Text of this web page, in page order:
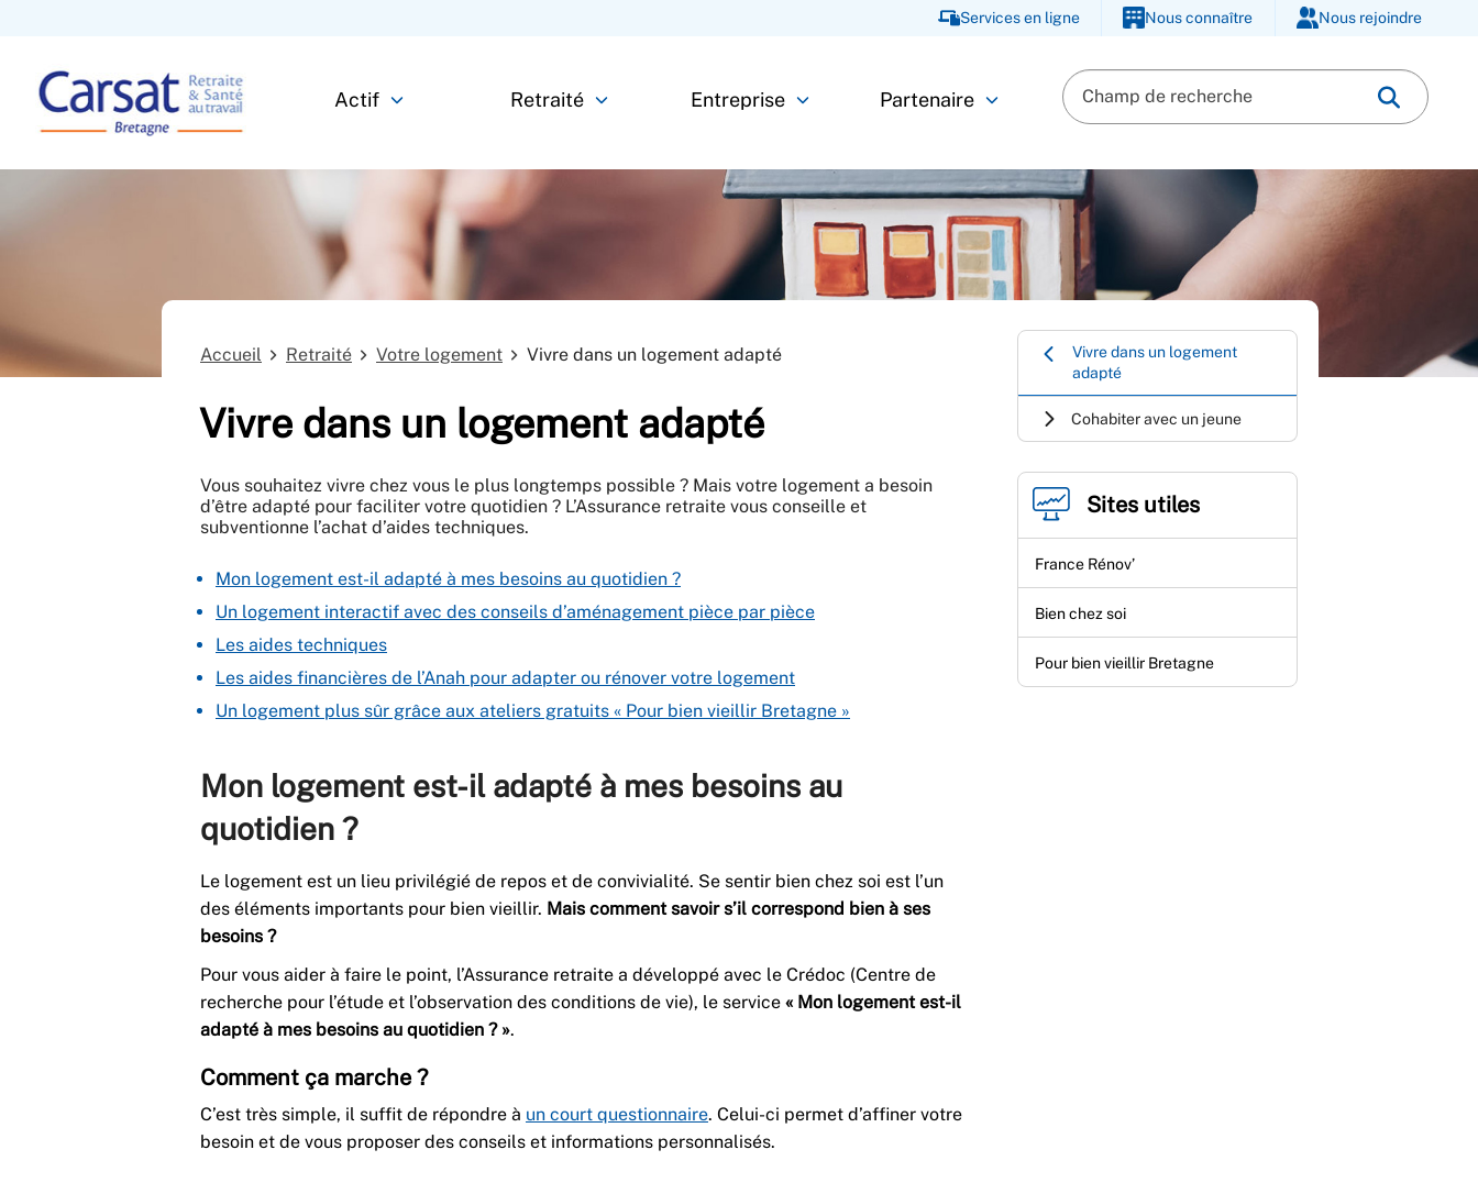
Services en ligne Nous connaître Nous rejoindre
Actif Retraité Entreprise Partenaire
Accueil Retraité Votre logement Vivre dans un logement adapté
Vivre dans un logement adapté
Vous souhaitez vivre chez vous le plus longtemps possible ? Mais votre logement a besoin
d’être adapté pour faciliter votre quotidien ? L’Assurance retraite vous conseille et
subventionne l’achat d’aides techniques.
Mon logement est-il adapté à mes besoins au quotidien ?
Un logement interactif avec des conseils d’aménagement pièce par pièce
Les aides techniques
Les aides financières de l’Anah pour adapter ou rénover votre logement
Un logement plus sûr grâce aux ateliers gratuits « Pour bien vieillir Bretagne »
Mon logement est-il adapté à mes besoins au
quotidien ?
Le logement est un lieu privilégié de repos et de convivialité. Se sentir bien chez soi est l’un
des éléments importants pour bien vieillir. Mais comment savoir s’il correspond bien à ses
besoins ?
Pour vous aider à faire le point, l’Assurance retraite a développé avec le Crédoc (Centre de
recherche pour l’étude et l’observation des conditions de vie), le service « Mon logement est-il
adapté à mes besoins au quotidien ? ».
Comment ça marche ?
C’est très simple, il suffit de répondre à un court questionnaire. Celui-ci permet d’affiner votre
besoin et de vous proposer des conseils et informations personnalisés.
Vivre dans un logement
adapté
Cohabiter avec un jeune
Sites utiles
France Rénov’
Bien chez soi
Pour bien vieillir Bretagne